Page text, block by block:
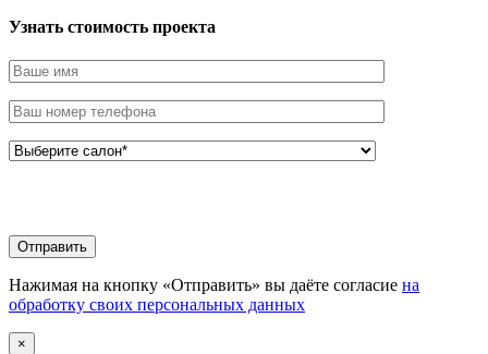
Узнать стоимоcть проекта
Нажимая на кнопку «Отправить» вы даёте согласие на
обработку своих персональных данных
×